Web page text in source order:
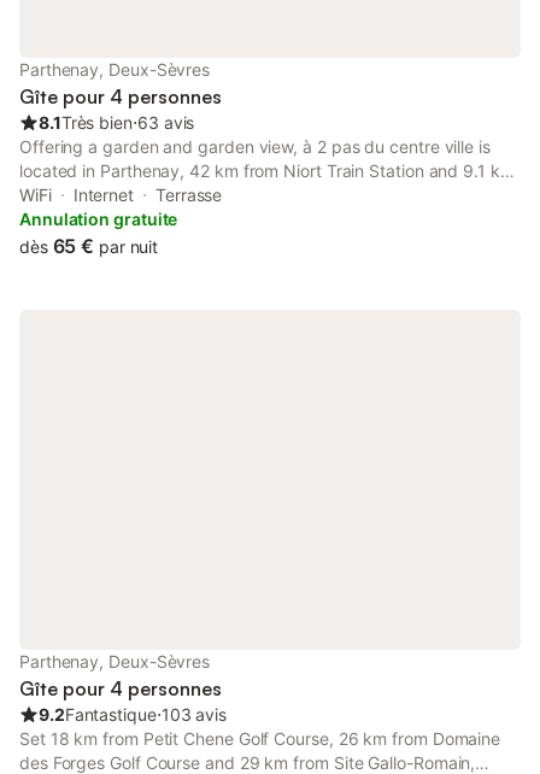
Parthenay, Deux-Sèvres
Gîte pour 4 personnes
8.1Très bien⋅63 avis
Offering a garden and garden view, à 2 pas du centre ville is
located in Parthenay, 42 km from Niort Train Station and 9.1 km
from Tennessus Castle. It is situated 18 km from Petit Chene
Golf Course and features bicycle parking.
WiFi Internet
Terrasse
Annulation gratuite
dès 65 € par nuit
Parthenay, Deux-Sèvres
Gîte pour 4 personnes
9.2Fantastique⋅103 avis
Set 18 km from Petit Chene Golf Course, 26 km from Domaine
des Forges Golf Course and 29 km from Site Gallo-Romain,